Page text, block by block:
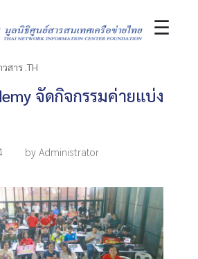
☰
สาร .TH
จัดกิจกรรมค่ายแบ่ง
by Administrator